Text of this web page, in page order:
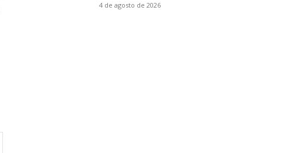
4 de agosto de 2026